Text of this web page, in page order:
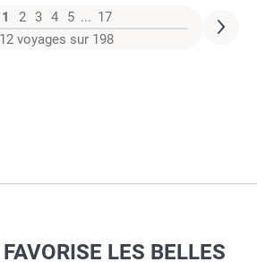
1 2 3 4 5 ... 17
12 voyages sur 198
LES BELLES